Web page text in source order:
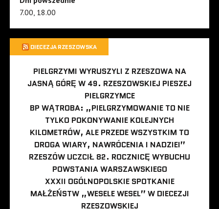
7.00, 18.00
DIECEZJA RZESZOWSKA
PIELGRZYMI WYRUSZYLI Z RZESZOWA NA
JASNĄ GÓRĘ W 49. RZESZOWSKIEJ PIESZEJ
PIELGRZYMCE
BP WĄTROBA: „PIELGRZYMOWANIE TO NIE
TYLKO POKONYWANIE KOLEJNYCH
KILOMETRÓW, ALE PRZEDE WSZYSTKIM TO
DROGA WIARY, NAWRÓCENIA I NADZIEI”
RZESZÓW UCZCIŁ 82. ROCZNICĘ WYBUCHU
POWSTANIA WARSZAWSKIEGO
XXXII OGÓLNOPOLSKIE SPOTKANIE
MAŁŻEŃSTW „WESELE WESEL” W DIECEZJI
RZESZOWSKIEJ